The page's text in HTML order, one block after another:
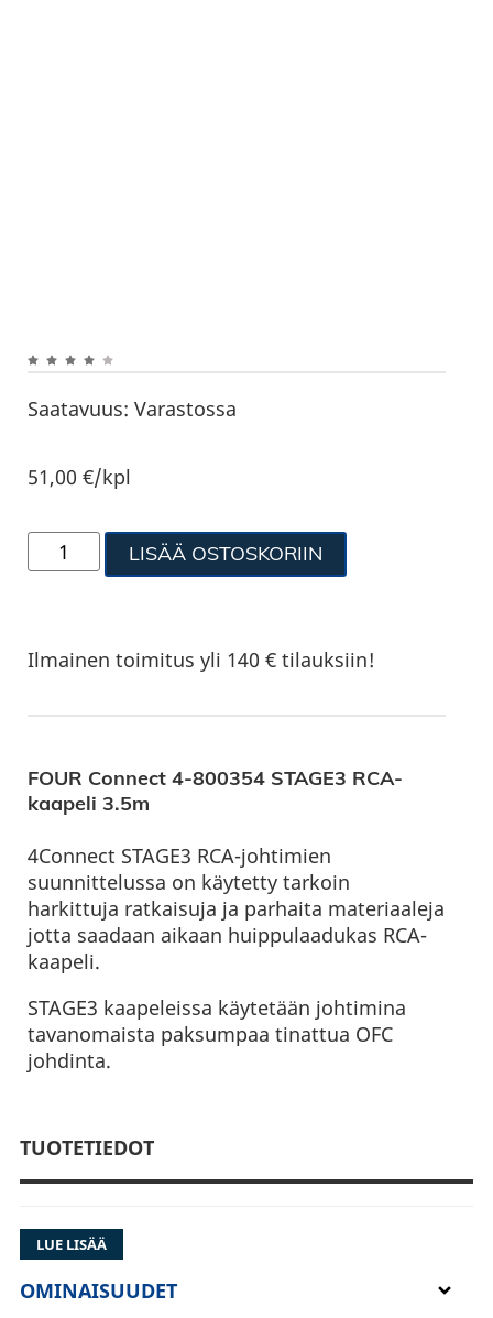
Saatavuus: Varastossa
51,00€/kpl
LISÄÄ OSTOSKORIIN
Ilmainen toimitus yli 140 € tilauksiin!
FOUR Connect 4-800354 STAGE3 RCA-
kaapeli 3.5m
4Connect STAGE3 RCA-johtimien
suunnittelussa on käytetty tarkoin
harkittuja ratkaisuja ja parhaita materiaaleja
jotta saadaan aikaan huippulaadukas RCA-
kaapeli.
STAGE3 kaapeleissa käytetään johtimina
tavanomaista paksumpaa tinattua OFC
johdinta.
TUOTETIEDOT
LUE LISÄÄ
OMINAISUUDET